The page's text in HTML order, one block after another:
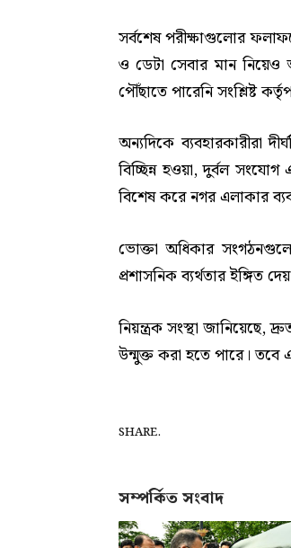
সর্বশেষ পরীক্ষাগুলোর
ও ডেটা সেবার মান নিয়েও
পৌঁছাতে পারেনি সংশ্লিষ্ট
অন্যদিকে ব্যবহারকারীরা
বিচ্ছিন্ন হওয়া, দুর্বল
বিশেষ করে নগর এলাকার
ভোক্তা অধিকার
প্রশাসনিক ব্যর্থতার ইঙ্গিত
নিয়ন্ত্রক সংস্থা জানিয়েছে,
উন্মুক্ত করা হতে পারে। তবে
SHARE.
সম্পর্কিত সংবাদ